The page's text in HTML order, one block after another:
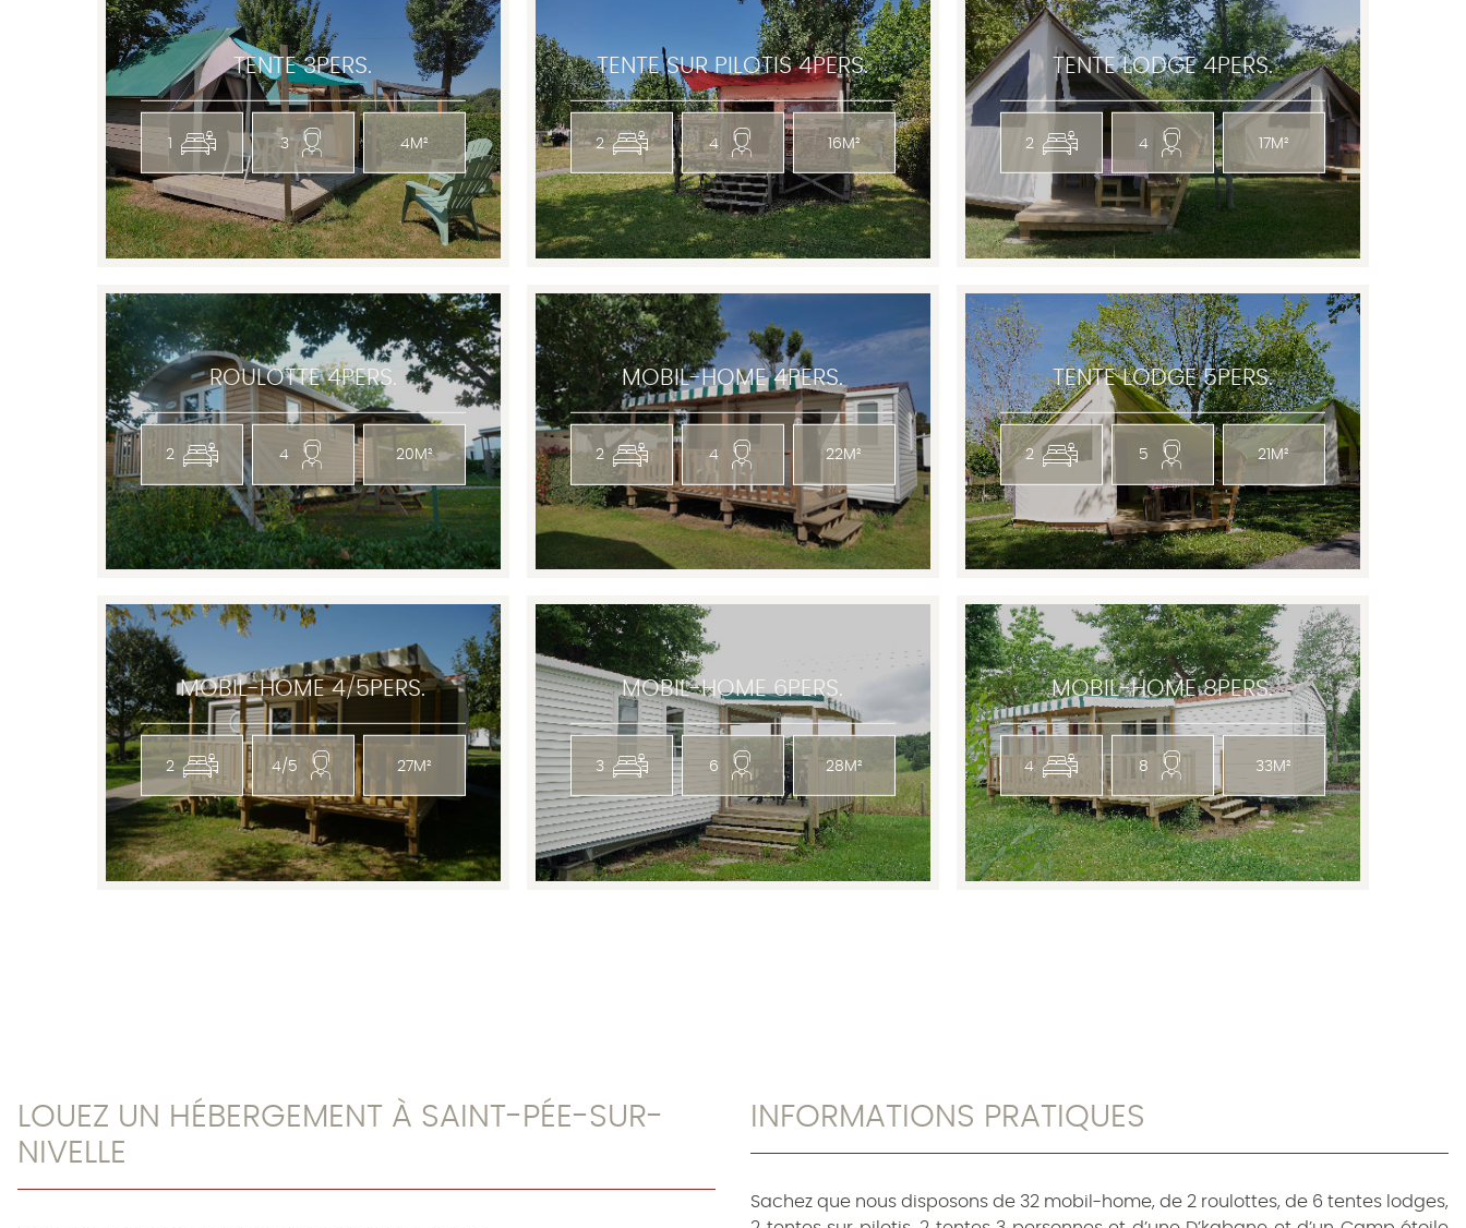
TENTE 3PERS.
1 3 4M²
TENTE SUR PILOTIS 4PERS.
2 4 16M²
TENTE LODGE 4PERS.
2 4 17M²
ROULOTTE 4PERS.
2 4 20M²
MOBIL-HOME 4PERS.
2 4 22M²
TENTE LODGE 5PERS.
2 5 21M²
MOBIL-HOME 4/5PERS.
2 4/5 27M²
MOBIL-HOME 6PERS.
3 6 28M²
MOBIL-HOME 8PERS.
4 8 33M²
LOUEZ UN HÉBERGEMENT À SAINT-PÉE-SUR-
NIVELLE
INFORMATIONS PRATIQUES
Sachez que nous disposons de 32 mobil-home, de 2 roulottes, de 6 tentes lodges,